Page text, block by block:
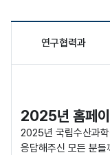
연구협력과
2025년 홈페이
2025년 국립수산과
응답해주신 모든 분